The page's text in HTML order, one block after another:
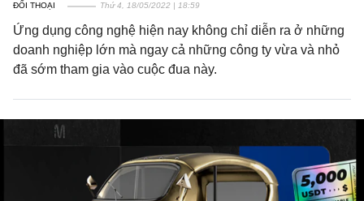
ĐỐI THOẠI Thứ 4, 18/05/2022 | 18:59
Ứng dụng công nghệ hiện nay không chỉ diễn ra ở những
doanh nghiệp lớn mà ngay cả những công ty vừa và nhỏ
đã sớm tham gia vào cuộc đua này.